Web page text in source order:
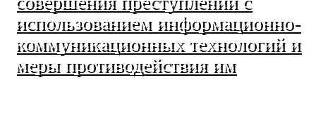
использованием информационно-
коммуникационных технологий и
меры противодействия им